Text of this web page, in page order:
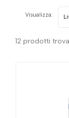
12 prodotti
Visualizza: